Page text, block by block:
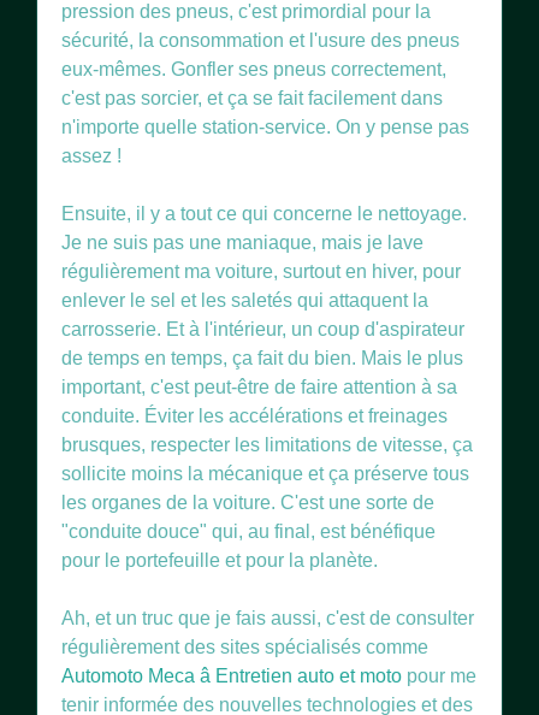
pression des pneus, c'est primordial pour la
sécurité, la consommation et l'usure des pneus
eux-mêmes. Gonfler ses pneus correctement,
c'est pas sorcier, et ça se fait facilement dans
n'importe quelle station-service. On y pense pas
assez !
Ensuite, il y a tout ce qui concerne le nettoyage.
Je ne suis pas une maniaque, mais je lave
régulièrement ma voiture, surtout en hiver, pour
enlever le sel et les saletés qui attaquent la
carrosserie. Et à l'intérieur, un coup d'aspirateur
de temps en temps, ça fait du bien. Mais le plus
important, c'est peut-être de faire attention à sa
conduite. Éviter les accélérations et freinages
brusques, respecter les limitations de vitesse, ça
sollicite moins la mécanique et ça préserve tous
les organes de la voiture. C'est une sorte de
"conduite douce" qui, au final, est bénéfique
pour le portefeuille et pour la planète.
Ah, et un truc que je fais aussi, c'est de consulter
régulièrement des sites spécialisés comme
Automoto Meca â Entretien auto et moto pour me
tenir informée des nouvelles technologies et des